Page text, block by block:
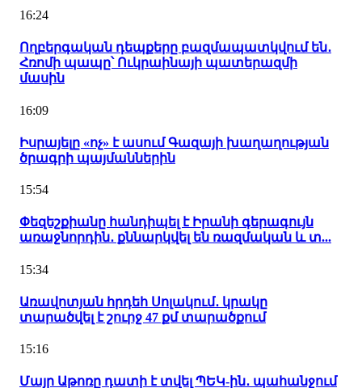
16:24
Ողբերգական դեպքերը բազմապատկվում են․
Հռոմի պապը՝ Ուկրաինայի պատերազմի
մասին
16:09
Իսրայելը «ոչ» է ասում Գազայի խաղաղության
ծրագրի պայմաններին
15:54
Փեզեշքիանը հանդիպել է Իրանի գերագույն
առաջնորդին․ քննարկվել են ռազմական և տ...
15:34
Առավոտյան հրդեհ Սոլակում․ կրակը
տարածվել է շուրջ 47 քմ տարածքում
15:16
Մայր Աթոռը դատի է տվել ՊԵԿ-ին․ պահանջում